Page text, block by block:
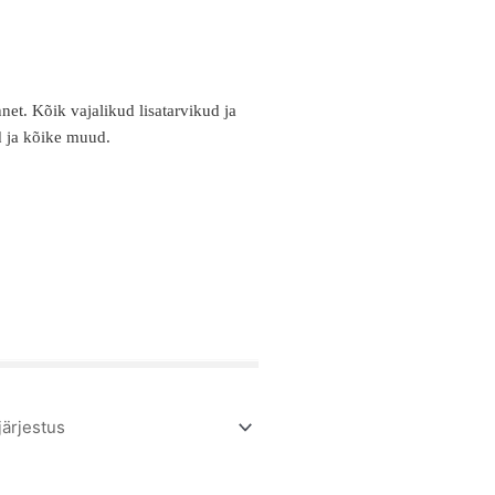
Kõik vajalikud lisatarvikud ja
ja kõike muud.